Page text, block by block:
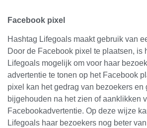
Facebook pixel
Hashtag Lifegoals maakt gebruik van
Door de Facebook pixel te plaatsen, is
Lifegoals mogelijk om voor haar
advertentie te tonen op het Facebook
pixel kan het gedrag van bezoekers en
bijgehouden na het zien of aanklikken
Facebookadvertentie. Op deze wijze
Lifegoals haar bezoekers nog beter